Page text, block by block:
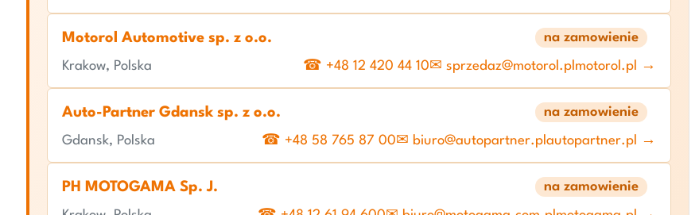
Motorol Automotive sp. z o.o. na zamowienie
Krakow, Polska ☎ +48 12 420 44 10✉ sprzedaz@motorol.pl motorol.pl →
Auto-Partner Gdansk sp. z o.o. na zamowienie
Gdansk, Polska ☎ +48 58 765 87 00✉ biuro@autopartner.plautopartner.pl →
PH MOTOGAMA Sp. J. na zamowienie